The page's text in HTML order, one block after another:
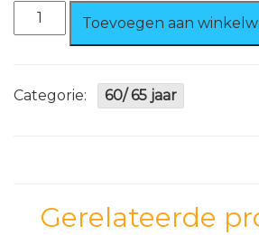
Ballonnen
Zilver/
Paars
Toevoegen aan
Categorie: 60/ 65 jaar
Gerelateerde